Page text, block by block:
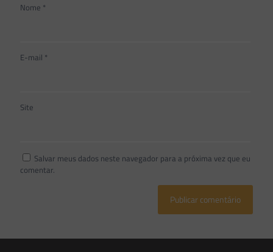
Nome *
E-mail *
Site
Salvar meus dados neste navegador para a próxima vez que eu
comentar.